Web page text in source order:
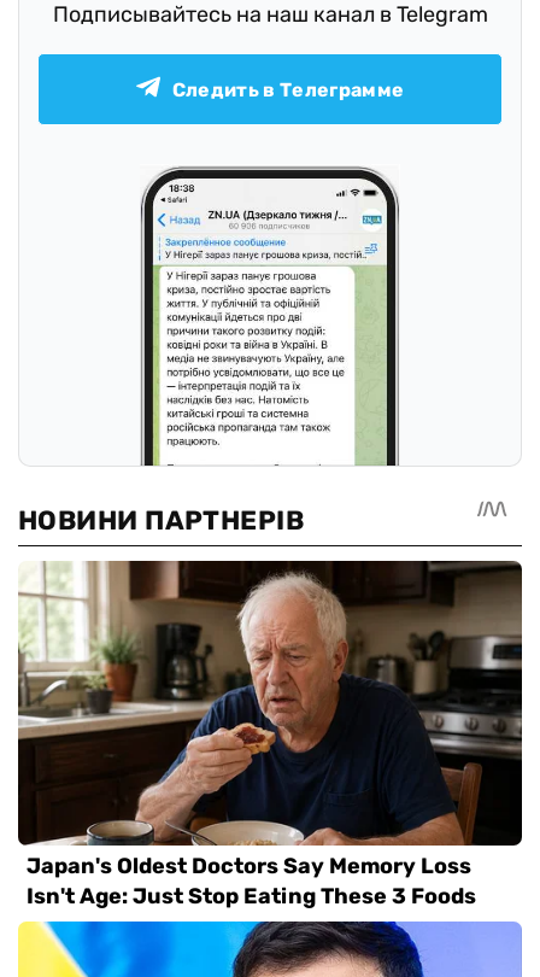
Подписывайтесь на наш канал в Telegram
Следить в Телеграмме